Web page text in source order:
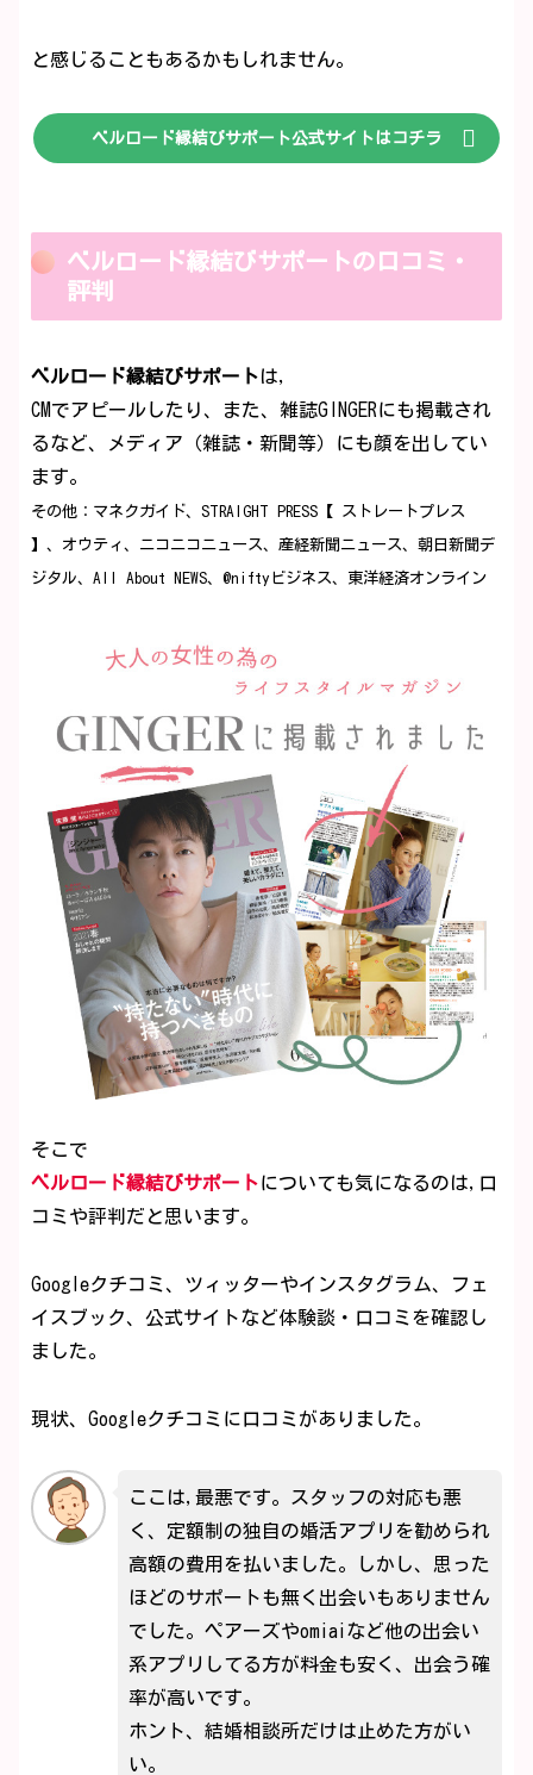
と感じることもあるかもしれません。
ベルロード縁結びサポート公式サイトはコチラ
ベルロード縁結びサポートの口コミ・
評判
ベルロード縁結びサポートは,
CMでアピールしたり、また、雑誌GINGERにも掲載され
るなど、メディア（雑誌・新聞等）にも顔を出してい
ます。
その他：マネクガイド、STRAIGHT PRESS【 ストレートプレス
】、オウティ、ニコニコニュース、産経新聞ニュース、朝日新聞デ
ジタル、All About NEWS、@niftyビジネス、東洋経済オンライン
そこで
ベルロード縁結びサポートについても気になるのは,口
コミや評判だと思います。
Googleクチコミ、ツィッターやインスタグラム、フェ
イスブック、公式サイトなど体験談・口コミを確認し
ました。
現状、Googleクチコミに口コミがありました。
ここは,最悪です。スタッフの対応も悪
く、定額制の独自の婚活アプリを勧められ
高額の費用を払いました。しかし、思った
ほどのサポートも無く出会いもありません
でした。ペアーズやomiaiなど他の出会い
系アプリしてる方が料金も安く、出会う確
率が高いです。
ホント、結婚相談所だけは止めた方がい
い。